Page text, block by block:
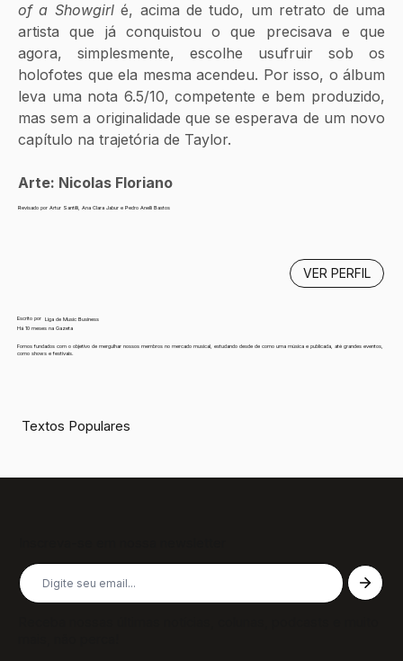
of a Showgirl é, acima de tudo, um retrato de uma
artista que já conquistou o que precisava e que
agora, simplesmente, escolhe usufruir sob os
holofotes que ela mesma acendeu. Por isso, o álbum
leva uma nota 6.5/10, competente e bem produzido,
mas sem a originalidade que se esperava de um novo
capítulo na trajetória de Taylor.
Arte: Nicolas Floriano
Revisado por Artur Santilli, Ana Clara Jabur e Pedro Anelli Bastos
Escrito por
Liga de Music Business
Há 10 meses na Gazeta
Fomos fundados com o objetivo de mergulhar nossos membros no mercado musical, estudando desde de como uma música e publicada, até grandes eventos,
como shows e festivais.
VER PERFIL
Textos Populares